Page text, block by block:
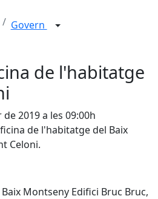
Govern
de l'habitatge
2019 a les 09:00h
de l'habitatge del Baix
Celoni.
Montseny Edifici Bruc Bruc,